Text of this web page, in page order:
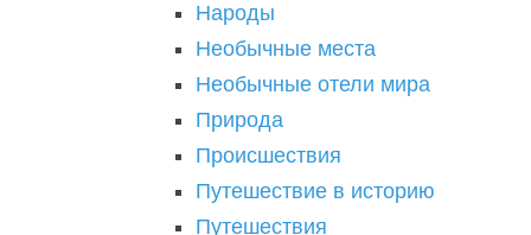
Народы
Необычные места
Необычные отели мира
Природа
Происшествия
Путешествие в историю
Путешествия